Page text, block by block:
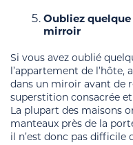
Oubliez quelque
mirroir
Si vous avez oublié
l’appartement de l’hôte,
dans un miroir avant de
superstition consacrée
La plupart des maisons
manteaux près de la
il n’est donc pas difficile